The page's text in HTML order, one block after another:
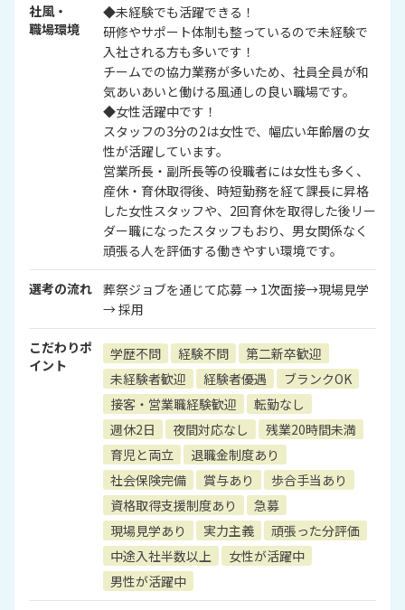
社風・
職場環境
◆未経験でも活躍できる！
研修やサポート体制も整っているので未経験で
入社される方も多いです！
チームでの協力業務が多いため、社員全員が和
気あいあいと働ける風通しの良い職場です。
◆女性活躍中です！
スタッフの3分の2は女性で、幅広い年齢層の女
性が活躍しています。
営業所長・副所長等の役職者には女性も多く、
産休・育休取得後、時短勤務を経て課長に昇格
した女性スタッフや、2回育休を取得した後リー
ダー職になったスタッフもおり、男女関係なく
頑張る人を評価する働きやすい環境です。
選考の流れ 葬祭ジョブを通じて応募 → 1次面接→現場見学
→ 採用
こだわりポ
イント
学歴不問 経験不問
第二新卒歓迎
未経験者歓迎
経験者優遇
ブランクOK
接客・営業職経験歓迎
転勤なし
週休2日
夜間対応なし
残業20時間未満
育児と両立
退職金制度あり
社会保険完備
賞与あり
歩合手当あり
資格取得支援制度あり
急募
現場見学あり
実力主義
頑張った分評価
中途入社半数以上
女性が活躍中
男性が活躍中